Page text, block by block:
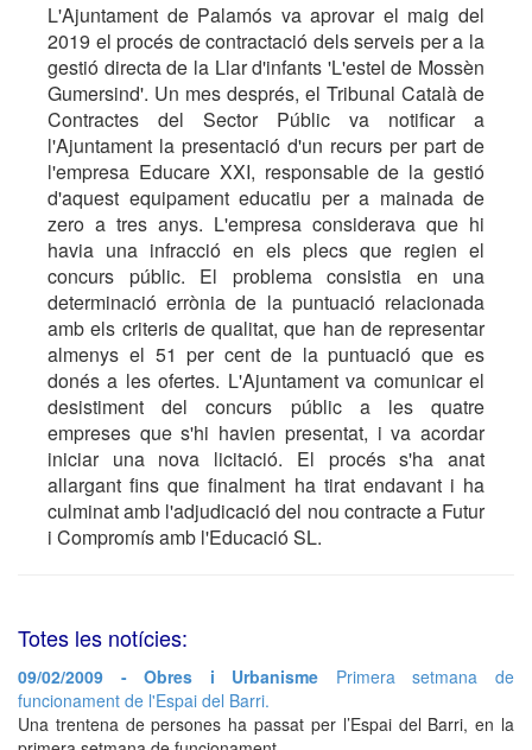
L'Ajuntament de Palamós va aprovar el maig del
2019 el procés de contractació dels serveis per a la
gestió directa de la Llar d'infants 'L'estel de Mossèn
Gumersind'. Un mes després, el Tribunal Català de
Contractes del Sector Públic va notificar a
l'Ajuntament la presentació d'un recurs per part de
l'empresa Educare XXI, responsable de la gestió
d'aquest equipament educatiu per a mainada de
zero a tres anys. L'empresa considerava que hi
havia una infracció en els plecs que regien el
concurs públic. El problema consistia en una
determinació errònia de la puntuació relacionada
amb els criteris de qualitat, que han de representar
almenys el 51 per cent de la puntuació que es
donés a les ofertes. L'Ajuntament va comunicar el
desistiment del concurs públic a les quatre
empreses que s'hi havien presentat, i va acordar
iniciar una nova licitació. El procés s'ha anat
allargant fins que finalment ha tirat endavant i ha
culminat amb l'adjudicació del nou contracte a Futur
i Compromís amb l'Educació SL.
Totes les notícies:
09/02/2009 - Obres i Urbanisme Primera setmana de
funcionament de l'Espai del Barri.
Una trentena de persones ha passat per l’Espai del Barri, en la